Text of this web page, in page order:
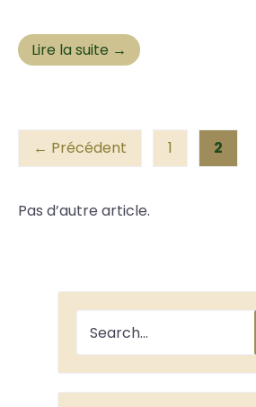
Lire la suite →
← Précédent 1 2
Pas d’autre article.